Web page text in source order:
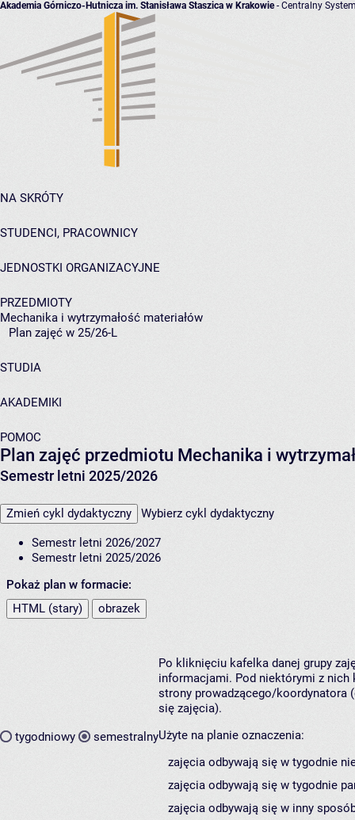
Akademia Górniczo-Hutnicza im. Stanisława Staszica w Krakowie- Centralny
NA SKRÓTY
STUDENCI, PRACOWNICY
JEDNOSTKI ORGANIZACYJNE
PRZEDMIOTY
Mechanika i wytrzymałość materiałów
Plan zajęć w 25/26-L
STUDIA
AKADEMIKI
POMOC
Plan zajęć przedmiotu Mechanika i
Semestr letni 2025/2026
Zmień cykl dydaktyczny Wybierz cykl dydaktyczny
Semestr letni 2026/2027
Semestr letni 2025/2026
Pokaż plan w formacie:
HTML (stary)
obrazek
tygodniowy semestralny
Po kliknięciu kafelka danej grupy
informacjami. Pod niektórymi z nich
strony prowadzącego/koordynatora
się zajęcia).
Użyte na planie oznaczenia:
zajęcia odbywają się w tygodnie
zajęcia odbywają się w tygodnie
zajęcia odbywają się w inny